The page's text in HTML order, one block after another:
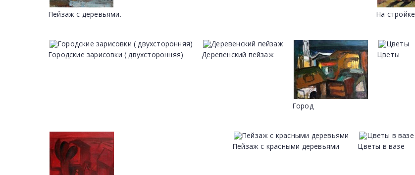
Пейзаж с деревьями. На стройке
Городские зарисовки ( двухсторонняя) Деревенский пейзаж
Город
Цветы
Пейзаж с красными деревьями Цветы в вазе